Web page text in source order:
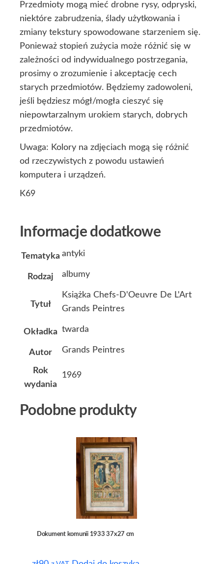
Przedmioty mogą mieć drobne rysy, odpryski,
niektóre zabrudzenia, ślady użytkowania i
zmiany tekstury spowodowane starzeniem się.
Ponieważ stopień zużycia może różnić się w
zależności od indywidualnego postrzegania,
prosimy o zrozumienie i akceptację cech
starych przedmiotów. Będziemy zadowoleni,
jeśli będziesz mógł/mogła cieszyć się
niepowtarzalnym urokiem starych, dobrych
przedmiotów.
Uwaga: Kolory na zdjęciach mogą się różnić
od rzeczywistych z powodu ustawień
komputera i urządzeń.
K69
Informacje dodatkowe
Tematyka antyki
Rodzaj albumy
Tytuł
Książka Chefs-D'Oeuvre De L'Art
Grands Peintres
Okładka twarda
Autor Grands Peintres
Rok
wydania
1969
Podobne produkty
Dokument komunii 1933 37x27 cm